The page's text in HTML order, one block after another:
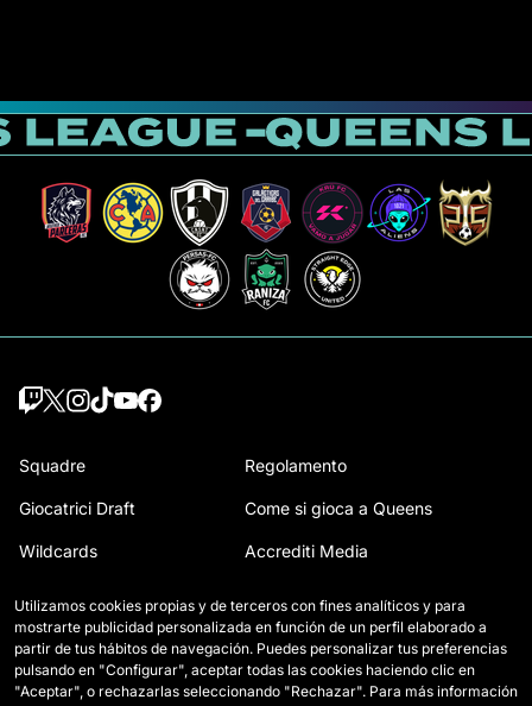
Squadre
Giocatrici Draft
Wildcards
Classifica
Statistiche
Regolamento
Come si gioca a Queens
Accrediti Media
Lavora con noi
Utilizamos cookies propias y de terceros con fines analíticos y para
mostrarte publicidad personalizada en función de un perfil elaborado a
partir de tus hábitos de navegación. Puedes personalizar tus preferencias
pulsando en "Configurar", aceptar todas las cookies haciendo clic en
"Aceptar", o rechazarlas seleccionando "Rechazar". Para más información